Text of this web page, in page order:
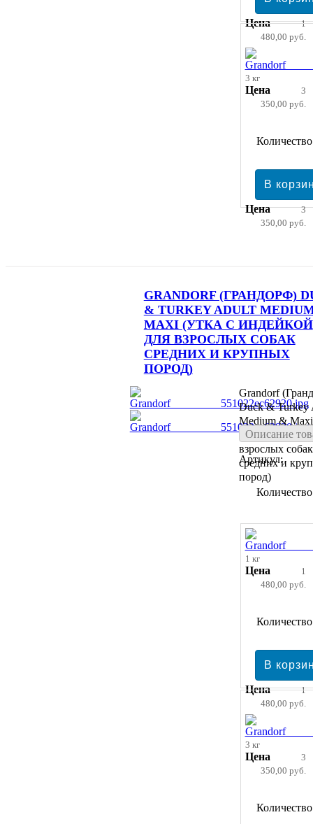
Цена
1
480,00 руб.
3 кг
Цена
3
350,00 руб.
Цена
3
350,00 руб.
GRANDORF (ГРАНДОРФ)
& TURKEY ADULT
MAXI (УТКА С ИНДЕЙКОЙ
ДЛЯ ВЗРОСЛЫХ СОБАК
СРЕДНИХ И КРУПНЫХ
ПОРОД)
Grandorf
Duck & Turkey
Medium &
с индейкой для
взрослых собак
средних и
пород)
Описание
Артикул:
1 кг
Цена
1
480,00 руб.
Цена
1
480,00 руб.
3 кг
Цена
3
350,00 руб.